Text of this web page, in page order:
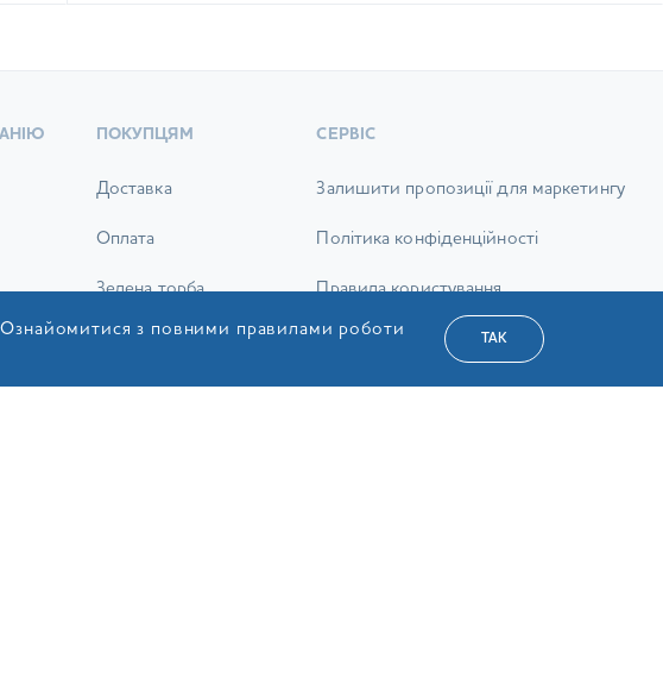
ПОКУПЦЯМ
Доставка
Оплата
Зелена торба
Повернення товару
Питання та відповіді
СЕРВІС
Залишити пропозиції для маркетингу
Політика конфіденційності
Правила користування
Публічний договір поставки
Згода на обробку персональних даних
з повними правилами роботи
ТАК